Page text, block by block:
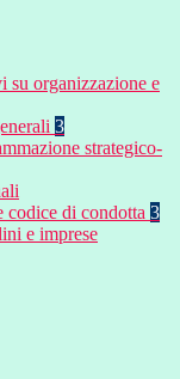
su organizzazione e
3
strategico-
codice di condotta 3
e imprese